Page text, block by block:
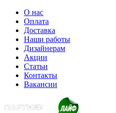
О нас
Оплата
Доставка
Наши работы
Дизайнерам
Акции
Статьи
Контакты
Вакансии